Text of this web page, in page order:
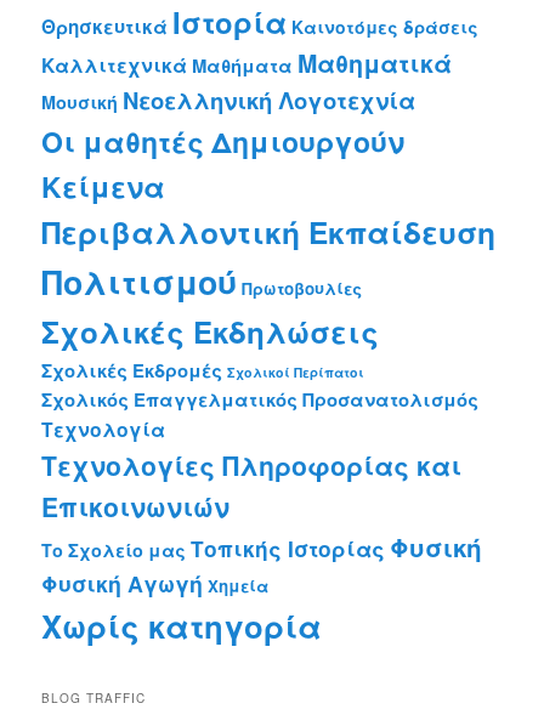
Θρησκευτικά Ιστορία Καινοτόμες δράσεις
Καλλιτεχνικά Μαθήματα Μαθηματικά
Μουσική Νεοελληνική Λογοτεχνία
Οι μαθητές Δημιουργούν
Κείμενα
Περιβαλλοντική Εκπαίδευση
Πολιτισμού Πρωτοβουλίες
Σχολικές Εκδηλώσεις
Σχολικές Εκδρομές Σχολικοί Περίπατοι
Σχολικός Επαγγελματικός Προσανατολισμός
Τεχνολογία
Τεχνολογίες Πληροφορίας και
Επικοινωνιών
Το Σχολείο μας Τοπικής Ιστορίας Φυσική
Φυσική Αγωγή Χημεία
Χωρίς κατηγορία
BLOG TRAFFIC